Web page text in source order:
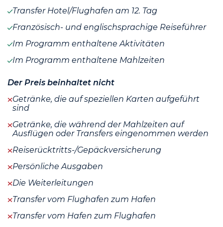
Transfer Hotel/Flughafen am 12. Tag
Französisch- und englischsprachige Reiseführer
Im Programm enthaltene Aktivitäten
Im Programm enthaltene Mahlzeiten
Der Preis beinhaltet nicht
Getränke, die auf speziellen Karten aufgeführt
sind
Getränke, die während der Mahlzeiten auf
Ausflügen oder Transfers eingenommen werden
Reiserücktritts-/Gepäckversicherung
Persönliche Ausgaben
Die Weiterleitungen
Transfer vom Flughafen zum Hafen
Transfer vom Hafen zum Flughafen